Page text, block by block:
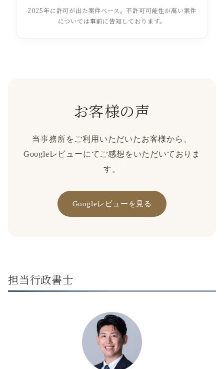
2025年に許可が出た案件ベース。不許可可能性が高い案件
については事前に告知しております。
お客様の声
当事務所をご利用いただいたお客様から、
Googleレビューにてご感想をいただいておりま
す。
Googleレビューを見る
担当行政書士